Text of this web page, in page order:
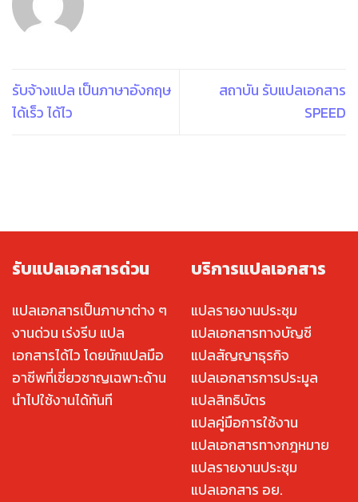
รับจ้างแปล เป็นภาษาอังกฤษ
ได้เร็ว ได้ไว
สถาบัน รับแปลเอกสาร
SPEED
รับแปลเอกสารด่วน
แปลเอกสารเป็นภาษาต่าง ๆ
งานด่วน เร่งรีบ แปล
เอกสารได้ไว โดยนักแปลมือ
อาชีพที่เชี่ยวชาญเฉพาะด้าน
นำไปใช้งานได้ทันที
บริการแปลเอกสาร
แปลรายงานประชุม
แปลเอกสารทางบัญชี
แปลสัญญาธุรกิจ
แปลเอกสารการประมูล
แปลสิทธิบัตร
แปลคู่มือการใช้งาน
แปลเอกสารทางกฎหมาย
แปลรายงานประชุม
แปลเอกสาร อย.